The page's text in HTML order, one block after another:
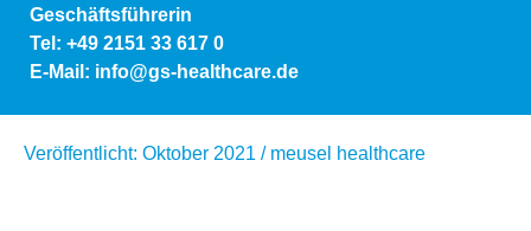
Geschäftsführerin
Tel: +49 2151 33 617 0
E-Mail: info@gs-healthcare.de
Veröffentlicht: Oktober 2021 / meusel healthcare